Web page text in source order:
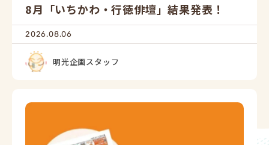
8月「いちかわ・行徳俳壇」結果発表！
2026.08.06
明光企画スタッフ